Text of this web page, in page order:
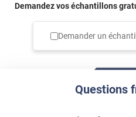
Demandez vos échantillons
Demander un
Questions